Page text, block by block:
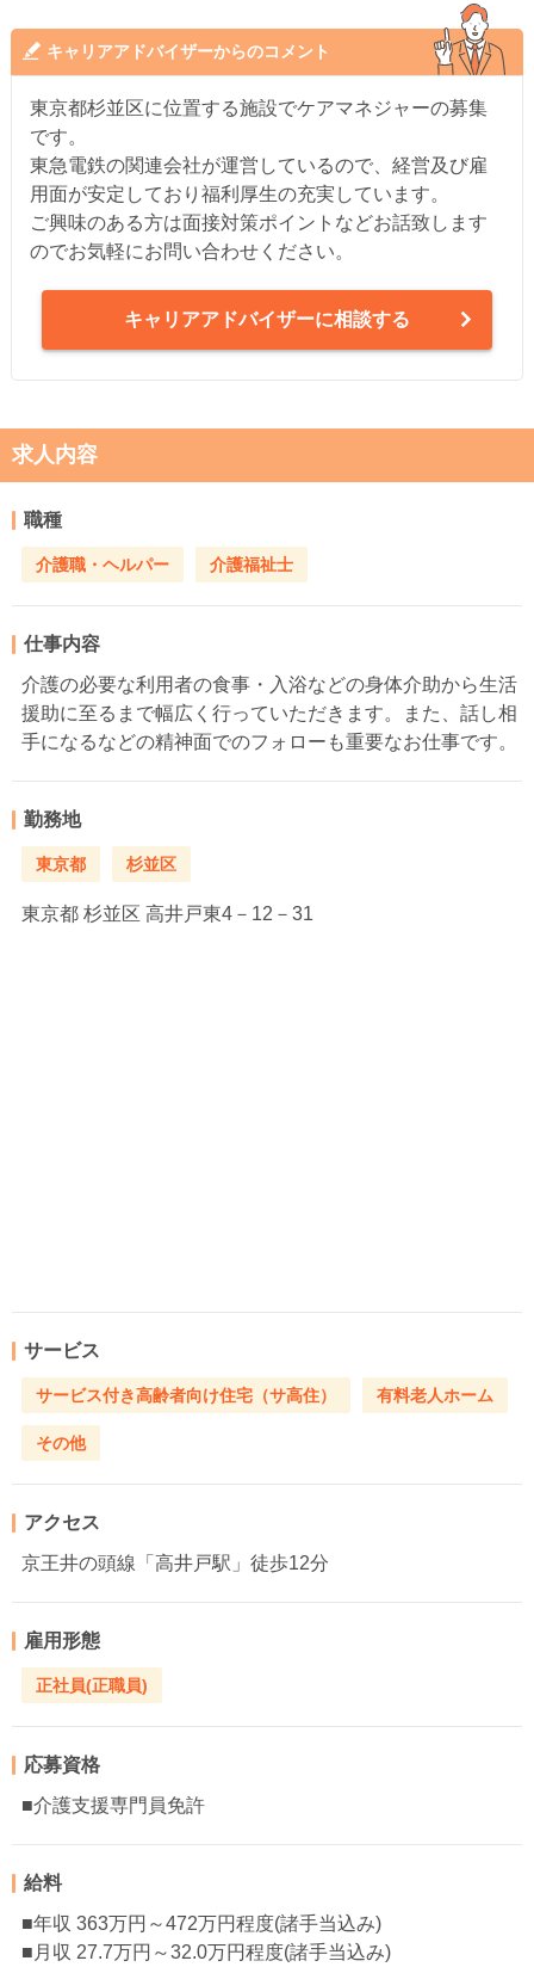
キャリアアドバイザーからのコメント
東京都杉並区に位置する施設でケアマネジャーの募集
です。
東急電鉄の関連会社が運営しているので、経営及び雇
用面が安定しており福利厚生の充実しています。
ご興味のある方は面接対策ポイントなどお話致します
のでお気軽にお問い合わせください。
キャリアアドバイザーに相談する
求人内容
職種
介護職・ヘルパー 介護福祉士
仕事内容
介護の必要な利用者の食事・入浴などの身体介助から生活
援助に至るまで幅広く行っていただきます。また、話し相
手になるなどの精神面でのフォローも重要なお仕事です。
勤務地
東京都 杉並区
東京都 杉並区 高井戸東4－12－31
サービス
サービス付き高齢者向け住宅（サ高住） 有料老人ホーム
その他
アクセス
京王井の頭線「高井戸駅」徒歩12分
雇用形態
正社員(正職員)
応募資格
■介護支援専門員免許
給料
■年収 363万円～472万円程度(諸手当込み)
■月収 27.7万円～32.0万円程度(諸手当込み)